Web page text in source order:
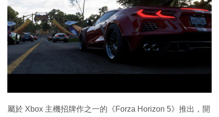
屬於 Xbox 主機招牌作之一的《Forza Horizon 5》推出，開